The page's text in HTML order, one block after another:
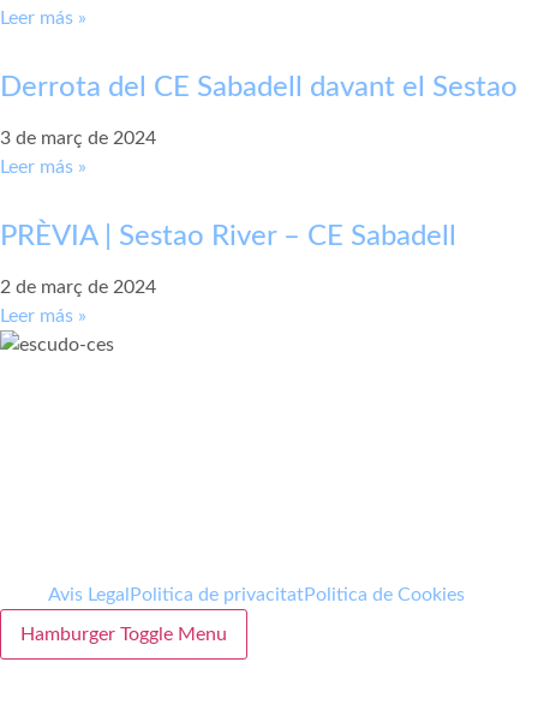
Leer más »
Derrota del CE Sabadell davant el Sestao
3 de març de 2024
Leer más »
PRÈVIA | Sestao River – CE Sabadell
2 de març de 2024
Leer más »
Avis Legal Politica de privacitatPolitica de Cookies
Hamburger Toggle Menu